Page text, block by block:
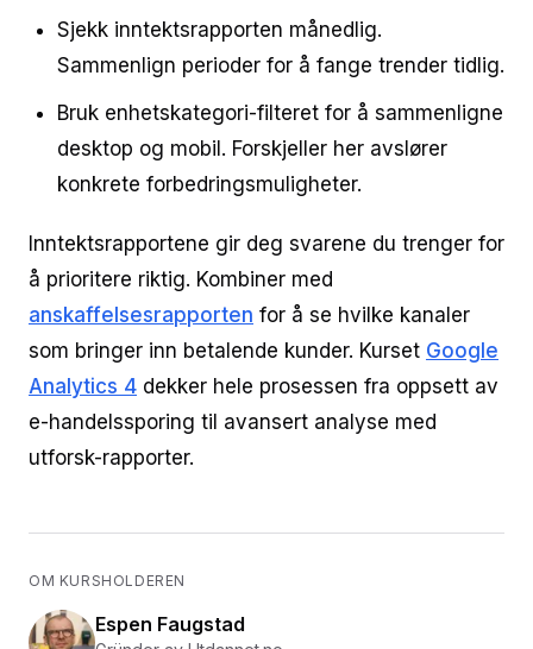
Sjekk inntektsrapporten månedlig.
Sammenlign perioder for å fange trender tidlig.
Bruk enhetskategori-filteret for å sammenligne
desktop og mobil. Forskjeller her avslører
konkrete forbedringsmuligheter.
Inntektsrapportene gir deg svarene du trenger for
å prioritere riktig. Kombiner med
anskaffelsesrapporten for å se hvilke kanaler
som bringer inn betalende kunder. Kurset Google
Analytics 4 dekker hele prosessen fra oppsett av
e-handelssporing til avansert analyse med
utforsk-rapporter.
OM KURSHOLDEREN
Espen Faugstad